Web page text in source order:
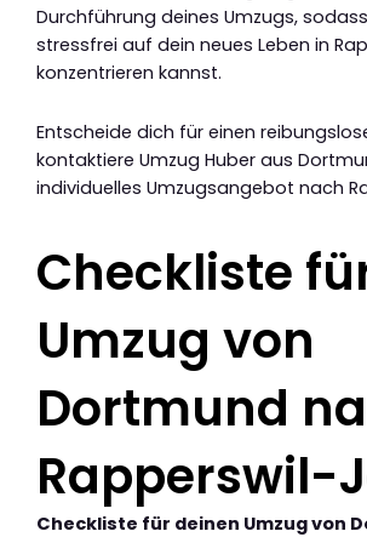
Durchführung deines Umzugs,
stressfrei auf dein neues Leben in
konzentrieren kannst.
Entscheide dich für einen
kontaktiere Umzug Huber aus
individuelles Umzugsangebot nach
Checkliste
Umzug von
Dortmund
Rapperswil-
Checkliste für deinen Umzug von